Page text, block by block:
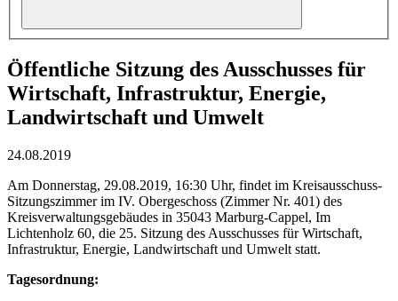
Öffentliche Sitzung des Ausschusses für
Wirtschaft, Infrastruktur, Energie,
Landwirtschaft und Umwelt
24.08.2019
Am Donnerstag, 29.08.2019, 16:30 Uhr, findet im Kreisausschuss-
Sitzungszimmer im IV. Obergeschoss (Zimmer Nr. 401) des
Kreisverwaltungsgebäudes in 35043 Marburg-Cappel, Im
Lichtenholz 60, die 25. Sitzung des Ausschusses für Wirtschaft,
Infrastruktur, Energie, Landwirtschaft und Umwelt statt.
Tagesordnung: